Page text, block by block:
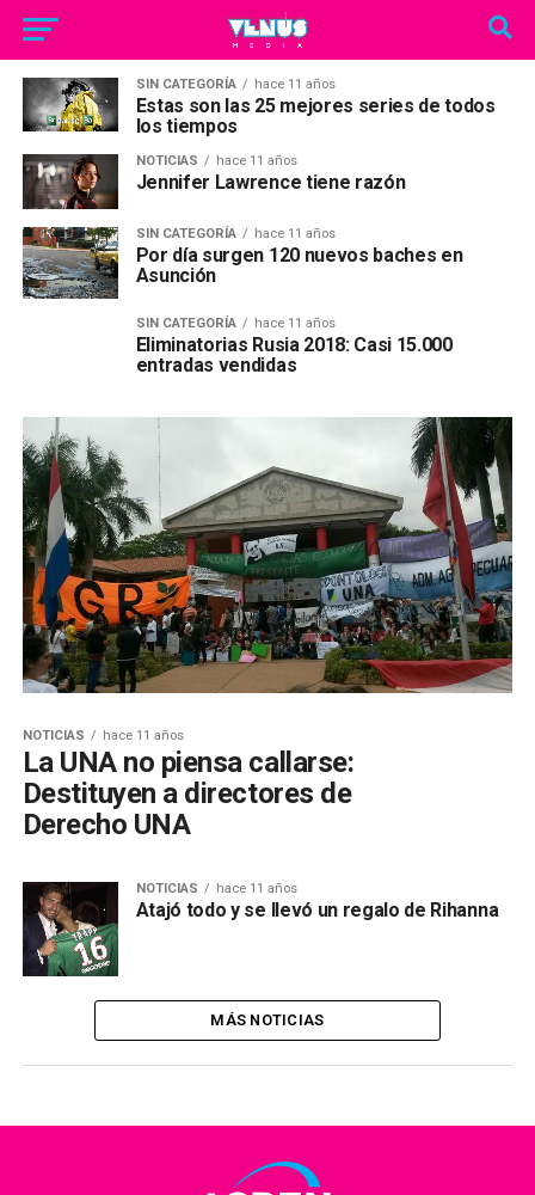
SIN CATEGORÍA hace 11 años
Estas son las 25 mejores series de todos
los tiempos
NOTICIAS hace 11 años
Jennifer Lawrence tiene razón
SIN CATEGORÍA hace 11 años
Por día surgen 120 nuevos baches en
Asunción
SIN CATEGORÍA hace 11 años
Eliminatorias Rusia 2018: Casi 15.000
entradas vendidas
NOTICIAS hace 11 años
La UNA no piensa callarse:
Destituyen a directores de
Derecho UNA
NOTICIAS hace 11 años
Atajó todo y se llevó un regalo de Rihanna
MÁS NOTICIAS